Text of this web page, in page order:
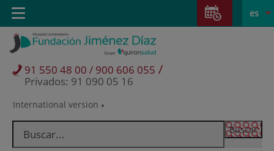
Saltar al contenido
Saltar
contenido
Selector
idioma
activo
es
International version
91 550 48 00 / 900 606 055 /
Privados: 91 090 05 16
Toggle
navigation